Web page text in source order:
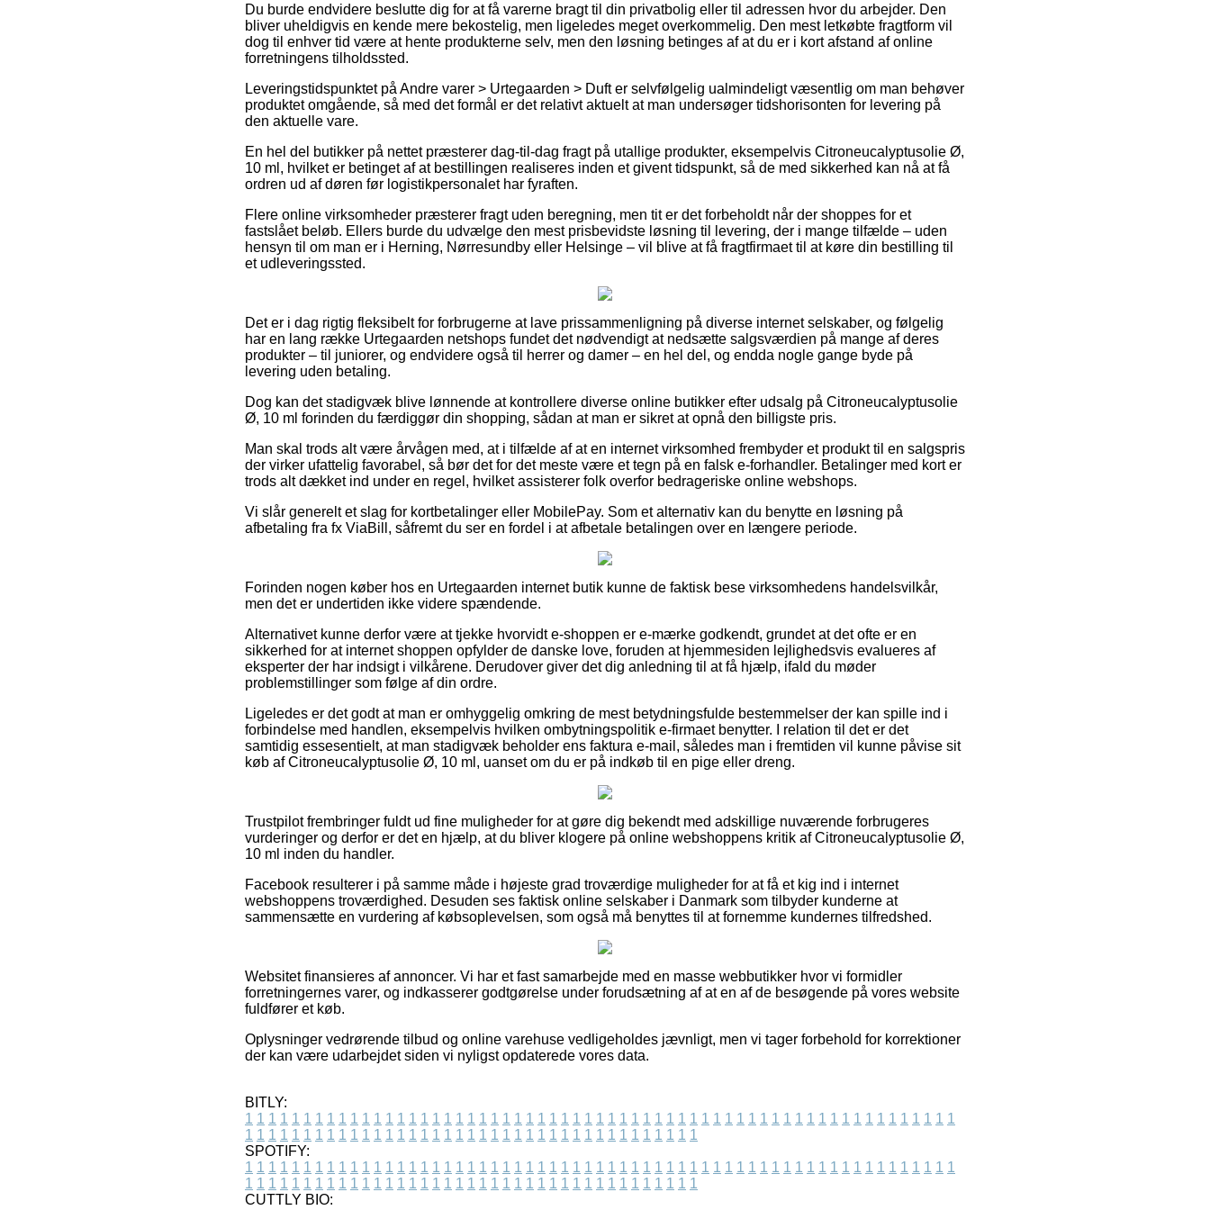
Du burde endvidere beslutte dig for at få varerne bragt til din privatbolig eller til adressen hvor du arbejder. Den
bliver uheldigvis en kende mere bekostelig, men ligeledes meget overkommelig. Den mest letkøbte fragtform vil
dog til enhver tid være at hente produkterne selv, men den løsning betinges af at du er i kort afstand af online
forretningens tilholdssted.
Leveringstidspunktet på Andre varer > Urtegaarden > Duft er selvfølgelig ualmindeligt væsentlig om man behøver
produktet omgående, så med det formål er det relativt aktuelt at man undersøger tidshorisonten for levering på
den aktuelle vare.
En hel del butikker på nettet præsterer dag-til-dag fragt på utallige produkter, eksempelvis Citroneucalyptusolie Ø,
10 ml, hvilket er betinget af at bestillingen realiseres inden et givent tidspunkt, så de med sikkerhed kan nå at få
ordren ud af døren før logistikpersonalet har fyraften.
Flere online virksomheder præsterer fragt uden beregning, men tit er det forbeholdt når der shoppes for et
fastslået beløb. Ellers burde du udvælge den mest prisbevidste løsning til levering, der i mange tilfælde – uden
hensyn til om man er i Herning, Nørresundby eller Helsinge – vil blive at få fragtfirmaet til at køre din bestilling til
et udleveringssted.
Det er i dag rigtig fleksibelt for forbrugerne at lave prissammenligning på diverse internet selskaber, og følgelig
har en lang række Urtegaarden netshops fundet det nødvendigt at nedsætte salgsværdien på mange af deres
produkter – til juniorer, og endvidere også til herrer og damer – en hel del, og endda nogle gange byde på
levering uden betaling.
Dog kan det stadigvæk blive lønnende at kontrollere diverse online butikker efter udsalg på Citroneucalyptusolie
Ø, 10 ml forinden du færdiggør din shopping, sådan at man er sikret at opnå den billigste pris.
Man skal trods alt være årvågen med, at i tilfælde af at en internet virksomhed frembyder et produkt til en salgspris
der virker ufattelig favorabel, så bør det for det meste være et tegn på en falsk e-forhandler. Betalinger med kort er
trods alt dækket ind under en regel, hvilket assisterer folk overfor bedrageriske online webshops.
Vi slår generelt et slag for kortbetalinger eller MobilePay. Som et alternativ kan du benytte en løsning på
afbetaling fra fx ViaBill, såfremt du ser en fordel i at afbetale betalingen over en længere periode.
Forinden nogen køber hos en Urtegaarden internet butik kunne de faktisk bese virksomhedens handelsvilkår,
men det er undertiden ikke videre spændende.
Alternativet kunne derfor være at tjekke hvorvidt e-shoppen er e-mærke godkendt, grundet at det ofte er en
sikkerhed for at internet shoppen opfylder de danske love, foruden at hjemmesiden lejlighedsvis evalueres af
eksperter der har indsigt i vilkårene. Derudover giver det dig anledning til at få hjælp, ifald du møder
problemstillinger som følge af din ordre.
Ligeledes er det godt at man er omhyggelig omkring de mest betydningsfulde bestemmelser der kan spille ind i
forbindelse med handlen, eksempelvis hvilken ombytningspolitik e-firmaet benytter. I relation til det er det
samtidig essesentielt, at man stadigvæk beholder ens faktura e-mail, således man i fremtiden vil kunne påvise sit
køb af Citroneucalyptusolie Ø, 10 ml, uanset om du er på indkøb til en pige eller dreng.
Trustpilot frembringer fuldt ud fine muligheder for at gøre dig bekendt med adskillige nuværende forbrugeres
vurderinger og derfor er det en hjælp, at du bliver klogere på online webshoppens kritik af Citroneucalyptusolie Ø,
10 ml inden du handler.
Facebook resulterer i på samme måde i højeste grad troværdige muligheder for at få et kig ind i internet
webshoppens troværdighed. Desuden ses faktisk online selskaber i Danmark som tilbyder kunderne at
sammensætte en vurdering af købsoplevelsen, som også må benyttes til at fornemme kundernes tilfredshed.
Websitet finansieres af annoncer. Vi har et fast samarbejde med en masse webbutikker hvor vi formidler
forretningernes varer, og indkasserer godtgørelse under forudsætning af at en af de besøgende på vores website
fuldfører et køb.
Oplysninger vedrørende tilbud og online varehuse vedligeholdes jævnligt, men vi tager forbehold for korrektioner
der kan være udarbejdet siden vi nyligst opdaterede vores data.
BITLY:
1 1 1 1 1 1 1 1 1 1 1 1 1 1 1 1 1 1 1 1 1 1 1 1 1 1 1 1 1 1 1 1 1 1 1 1 1 1 1 1 1 1 1 1 1 1 1 1 1 1 1 1 1 1 1 1 1 1 1 1 1
1 1 1 1 1 1 1 1 1 1 1 1 1 1 1 1 1 1 1 1 1 1 1 1 1 1 1 1 1 1 1 1 1 1 1 1 1 1 1
SPOTIFY:
1 1 1 1 1 1 1 1 1 1 1 1 1 1 1 1 1 1 1 1 1 1 1 1 1 1 1 1 1 1 1 1 1 1 1 1 1 1 1 1 1 1 1 1 1 1 1 1 1 1 1 1 1 1 1 1 1 1 1 1 1
1 1 1 1 1 1 1 1 1 1 1 1 1 1 1 1 1 1 1 1 1 1 1 1 1 1 1 1 1 1 1 1 1 1 1 1 1 1 1
CUTTLY BIO: